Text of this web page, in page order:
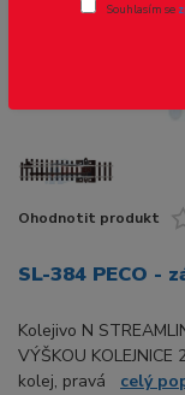
Ohodnotit produkt
SL-384 PECO -
Kolejivo N
VÝŠKOU
kolej, pravá celý
Souhlasím se